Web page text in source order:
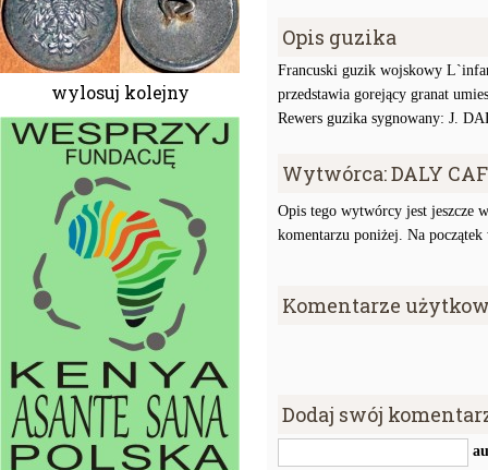
wylosuj kolejny
Opis guzika
Francuski guzik wojskowy
przedstawia gorejący granat
Rewers guzika sygnowany: J.
Wytwórca: DALY
Opis tego wytwórcy jest jeszcze
komentarzu poniżej. Na
Komentarze
Dodaj swój